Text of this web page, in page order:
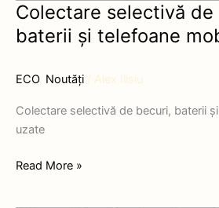
Colectare selectivă de
baterii și telefoane
ECO, Noutăți / Alex Ilisiu
Colectare selectivă de becuri, baterii
uzate
Colectare
selectivă
de
baterii
și
telefoane
uzate
Read More »